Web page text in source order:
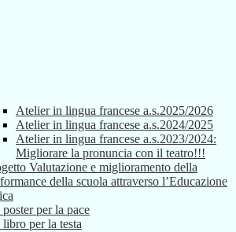
Atelier in lingua francese a.s.2025/2026
Atelier in lingua francese a.s.2024/2025
Atelier in lingua francese a.s.2023/2024:
Migliorare la pronuncia con il teatro!!!
Valutazione e miglioramento della
della scuola attraverso l’Educazione
per la pace
per la testa